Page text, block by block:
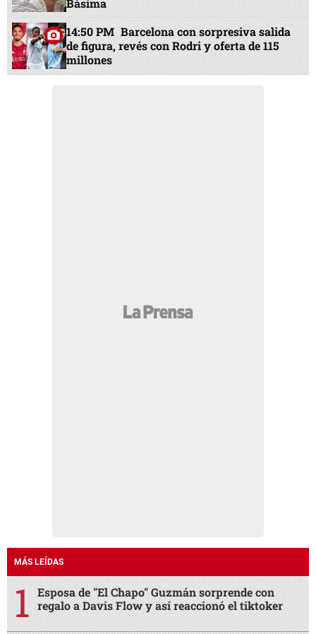
Básima
14:50 PM Barcelona con sorpresiva salida
de figura, revés con Rodri y oferta de 115
millones
MÁS LEÍDAS
Esposa de "El Chapo" Guzmán sorprende con
regalo a Davis Flow y así reaccionó el tiktoker